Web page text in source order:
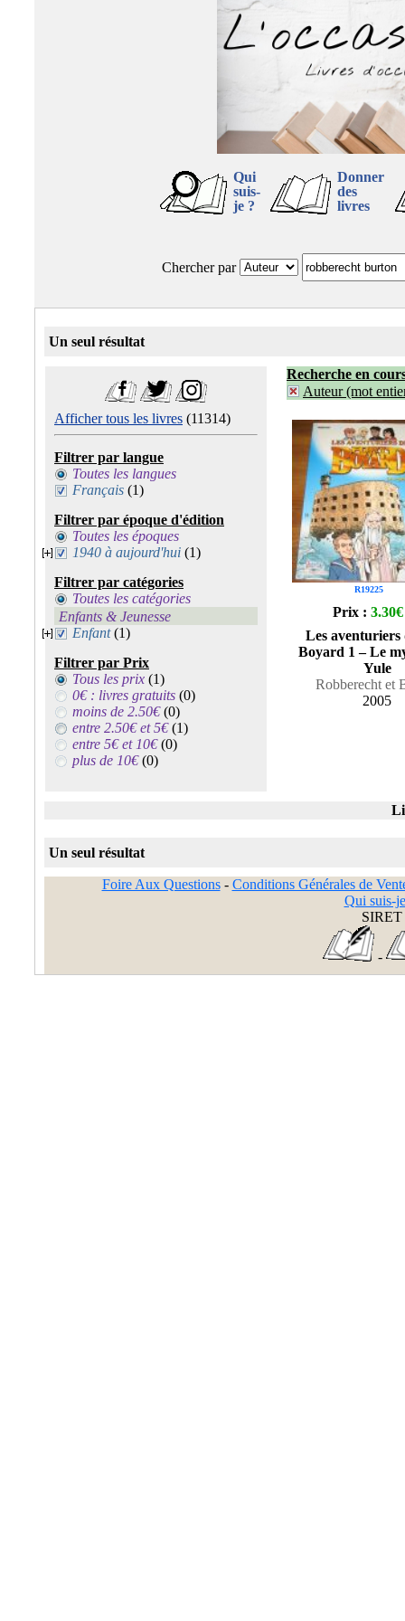
Qui
suis-
je ?
Donner
des
livres
Chercher par
Un seul résultat
Afficher tous les livres (11314)
Filtrer par langue
Toutes les langues
Français (1)
Filtrer par époque d'édition
Toutes les époques
1940 à aujourd'hui (1)
Filtrer par catégories
Toutes les catégories
Enfants & Jeunesse
Enfant(1)
Filtrer par Prix
Tous les prix (1)
0€ : livres gratuits (0)
moins de 2.50€(0)
entre 2.50€ et 5€(1)
entre 5€ et 10€(0)
plus de 10€(0)
Recherche en
Auteur (mot
R19225
Prix : 3.30€
Les aventuriers
Boyard 1 – Le
Yule
Robberecht et
2005
Un seul résultat
Foire Aux Questions- Conditions Générales de
Qui suis-
SIRET
-